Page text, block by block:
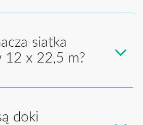
siatka
12 x 22,5 m?
doki